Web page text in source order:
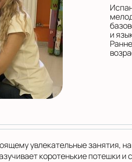
и
увлекательные занятия,
коротенькие потешки